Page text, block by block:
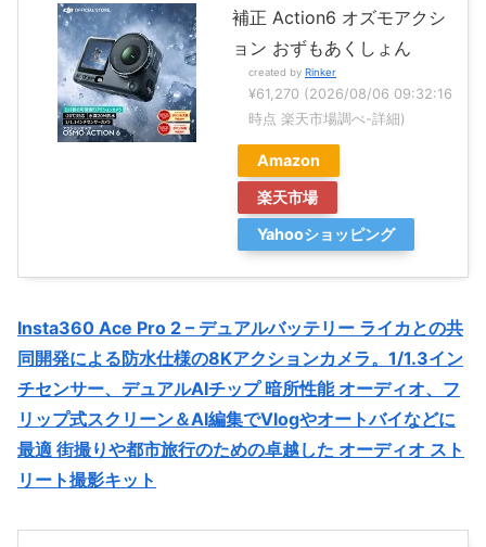
補正 Action6 オズモアクシ
ョン おずもあくしょん
created by Rinker
¥61,270 (2026/08/06 09:32:16
時点 楽天市場調べ-詳細)
Amazon
楽天市場
Yahooショッピング
Insta360 Ace Pro 2 – デュアルバッテリー ライカとの共
同開発による防水仕様の8Kアクションカメラ。1/1.3イン
チセンサー、デュアルAIチップ 暗所性能 オーディオ、フ
リップ式スクリーン＆AI編集でVlogやオートバイなどに
最適 街撮りや都市旅行のための卓越した オーディオ スト
リート撮影キット